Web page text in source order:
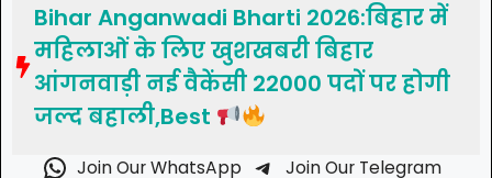
Bihar Anganwadi Bharti 2026:बिहार में
महिलाओं के लिए खुशखबरी बिहार
आंगनवाड़ी नई वैकेंसी 22000 पदों पर होगी
जल्द बहाली,Best
Join Our WhatsApp Join Our Telegram